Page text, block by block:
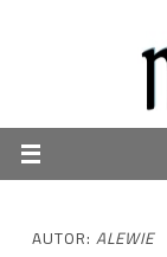
AUTOR: ALEWIE